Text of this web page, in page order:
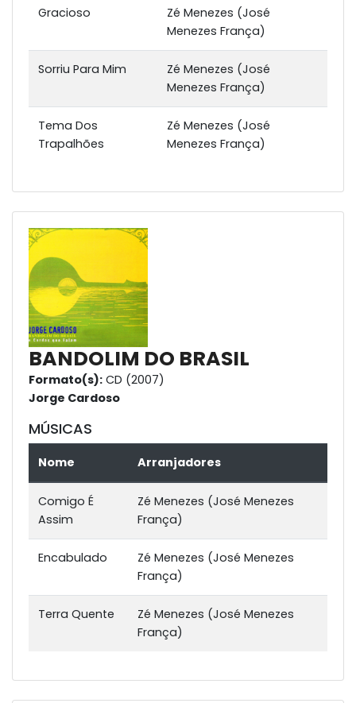
Gracioso
Zé Menezes (José
Menezes França)
Sorriu Para Mim
Zé Menezes (José
Menezes França)
Tema Dos
Trapalhões
Zé Menezes (José
Menezes França)
BANDOLIM DO BRASIL
Formato(s): CD (2007)
Jorge Cardoso
MÚSICAS
Nome Arranjadores
Comigo É
Assim
Zé Menezes (José Menezes
França)
Encabulado
Zé Menezes (José Menezes
França)
Terra Quente
Zé Menezes (José Menezes
França)